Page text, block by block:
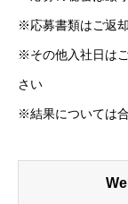
※応募書類はご返
※その他入社日は
さい
※結果については